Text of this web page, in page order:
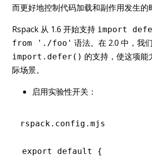
而更好地控制代码加载和副作用发生的
Rspack 从 1.6 开始支持 import
from './foo' 语法。在 2.0 中，我
import.defer() 的支持，使这项
际场景。
启用实验性开关：
rspack.config.mjs
export default
{